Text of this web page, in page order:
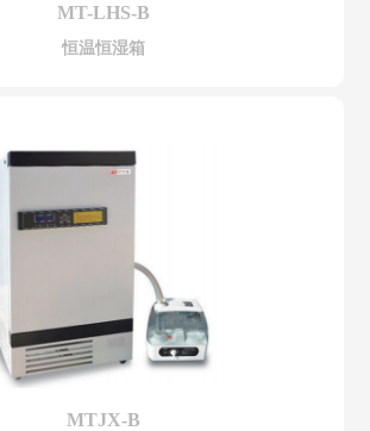
MT-LHS-B
恒温恒湿箱
MTJX-B